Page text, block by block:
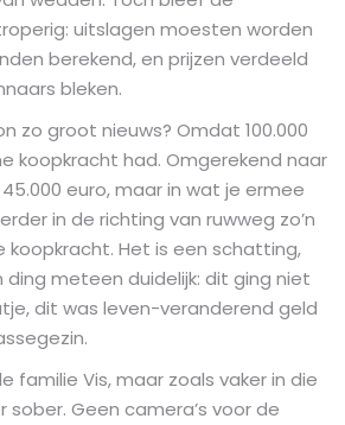
uitslagen moesten worden
berekend, en prijzen verdeeld
bleken.
zo groot nieuws? Omdat 100.000
koopkracht had. Omgerekend naar
euro, maar in wat je ermee
in de richting van ruwweg zo’n
koopkracht. Het is een schatting,
meteen duidelijk: dit ging niet
dit was leven-veranderend geld
familie Vis, maar zoals vaker in die
Geen camera’s voor de